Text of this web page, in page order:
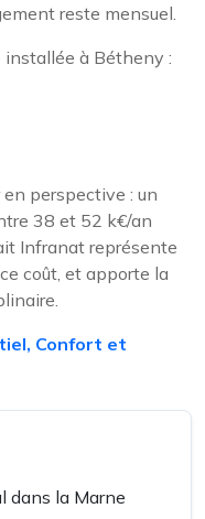
reste mensuel.
à Bétheny :
perspective : un
38 et 52 k€/an
Infranat représente
coût, et apporte la
Confort et
dans la Marne